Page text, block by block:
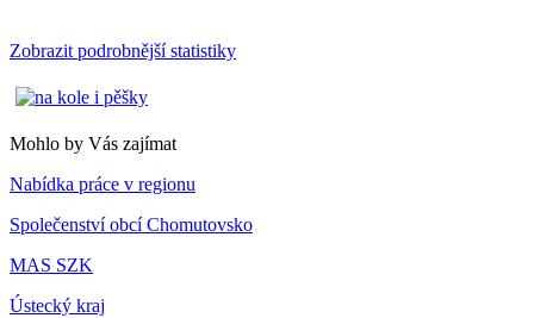
Zobrazit podrobnější statistiky
Mohlo by Vás zajímat
Nabídka práce v regionu
Společenství obcí Chomutovsko
MAS SZK
Ústecký kraj